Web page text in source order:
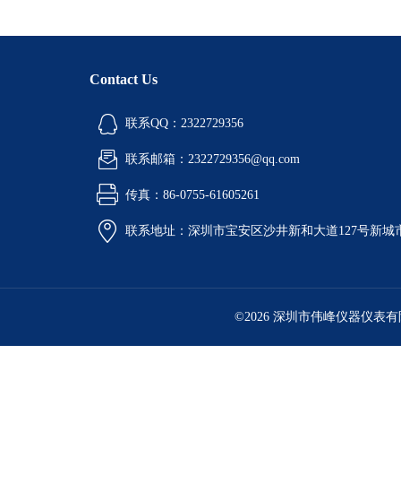
Contact Us
联系QQ：2322729356
联系邮箱：2322729356@qq.com
传真：86-0755-61605261
联系地址：深圳市宝安区沙井新和大道127号新城
©2026 深圳市伟峰仪器仪表